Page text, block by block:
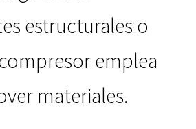
estructurales o
emplea
materiales.